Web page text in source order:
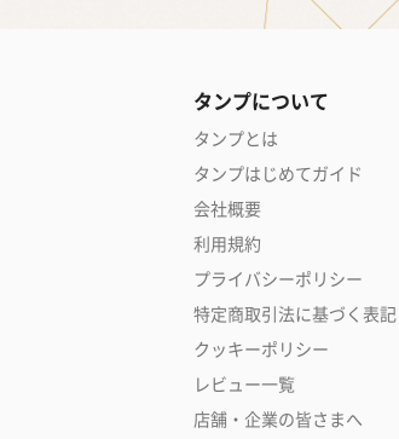
タンプについて
タンプとは
タンプはじめてガイド
会社概要
利用規約
プライバシーポリシー
特定商取引法に基づく表記
クッキーポリシー
レビュー一覧
店舗・企業の皆さまへ